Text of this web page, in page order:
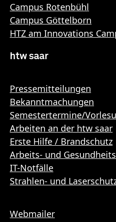
Campus Rotenbühl
Campus Göttelborn
HTZ am Innovations
htw saar
Pressemitteilungen
Bekanntmachungen
Semestertermine/
Arbeiten an der htw saar
Erste Hilfe / Brandschutz
Arbeits- und
IT-Notfälle
Strahlen- und
Webmailer